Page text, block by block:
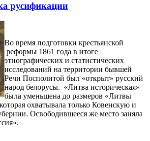
русификации
Во время подготовки крестьянской
реформы 1861 года в итоге
этнографических и статистических
исследований на территории бывшей
Речи Посполитой был «открыт» русский
народ белорусы. «Литва историческая»
была уменьшена до размеров «Литвы
охватывала только Ковенскую и
Освободившееся же место заняла